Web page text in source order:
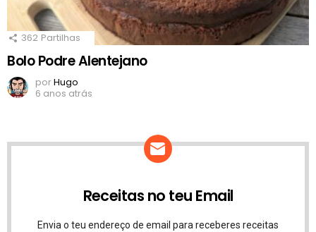
362 Partilhas
Bolo Podre Alentejano
porHugo
6 anos atrás
Receitas no teu Email
Envia o teu endereço de email para receberes receitas